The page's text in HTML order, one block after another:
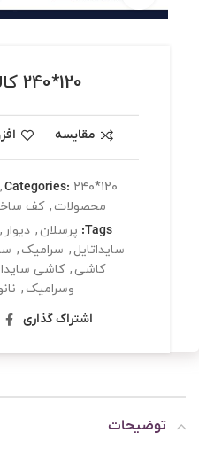
120*240 کالابریا روشن
مقایسه
Categories: ۲۴۰*۱۲۰ ,
محصولات , کف
Tags: پرسلان , دیوار ,
سایداتایل , سرامیک ,
کاشی , کاشی سایدا
وسرامیک ,
اشتراک گذاری
توضیحات